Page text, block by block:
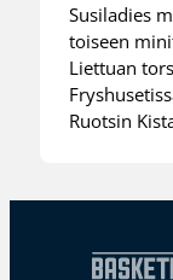
Susiladies
toiseen
Liettuan
Ruotsin